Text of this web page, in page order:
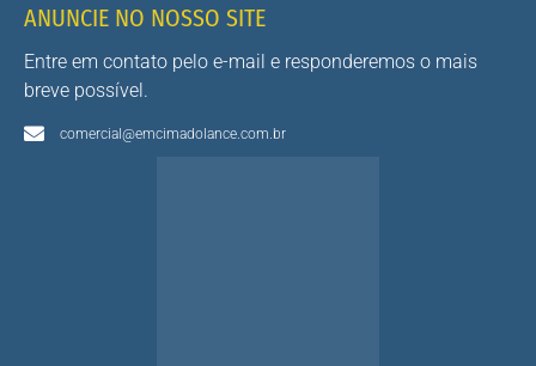
ANUNCIE NO NOSSO SITE
Entre em contato pelo e-mail e responderemos o mais
breve possível.
comercial@emcimadolance.com.br